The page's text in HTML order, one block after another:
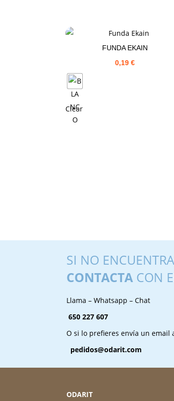
FUNDA EKAIN
0,19 €
Clear
SI NO
CONTACTA CON
Llama – Whatsapp – Chat
650 227 607
O si lo prefieres envía un email
pedidos@odarit.com
ODARIT